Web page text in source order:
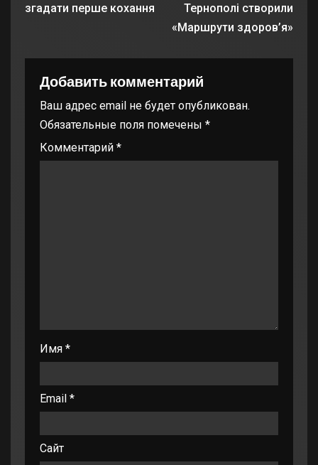
згадати перше кохання
Тернополі створили
«Маршрути здоров’я»
Добавить комментарий
Ваш адрес email не будет опубликован.
Обязательные поля помечены *
Комментарий *
Имя *
Email *
Сайт